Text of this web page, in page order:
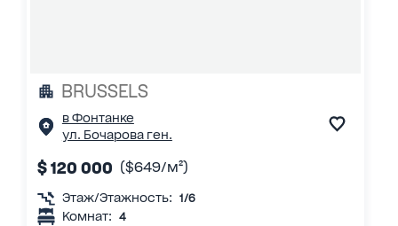
BRUSSELS
в Фонтанке
ул. Бочарова ген.
$ 120 000 ($649/м²)
Этаж/Этажность: 1/6
Комнат: 4